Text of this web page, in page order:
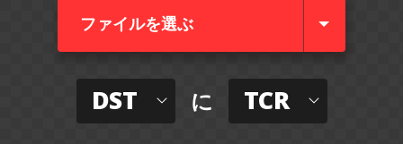
ファイルを選ぶ
DST に TCR